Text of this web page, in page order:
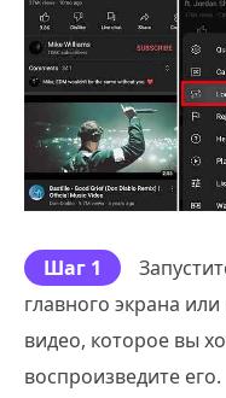
Шаг 1
главного экрана
видео, которое вы
воспроизведите его.